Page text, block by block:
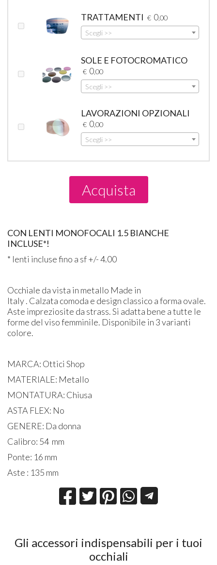
TRATTAMENTI € 0,00
Scegli >>
SOLE E FOTOCROMATICO
€ 0,00
Scegli >>
LAVORAZIONI OPZIONALI
€ 0,00
Scegli >>
Acquista
CON LENTI MONOFOCALI 1.5 BIANCHE
INCLUSE*!
* lenti incluse fino a sf +/- 4.00
Occhiale da vista in metallo Made in
Italy . Calzata comoda e design classico a forma ovale.
Aste impreziosite da strass. Si adatta bene a tutte le
forme del viso femminile. Disponibile in 3 varianti
colore.
MARCA: Ottici Shop
MATERIALE: Metallo
MONTATURA: Chiusa
ASTA FLEX: No
GENERE: Da donna
Calibro: 54 mm
Ponte: 16 mm
Aste : 135 mm
Gli accessori indispensabili per i tuoi
occhiali